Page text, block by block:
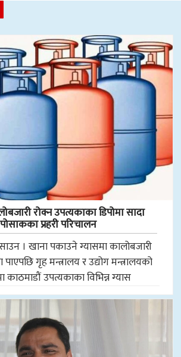
रोक्न उपत्यकाका डिपोमा सादा
पोसाकका प्रहरी परिचालन
। खाना पकाउने ग्यासमा कालोबजारी
गृह मन्त्रालय र उद्योग मन्त्रालयको
काठमाडौं उपत्यकाका विभिन्न ग्यास